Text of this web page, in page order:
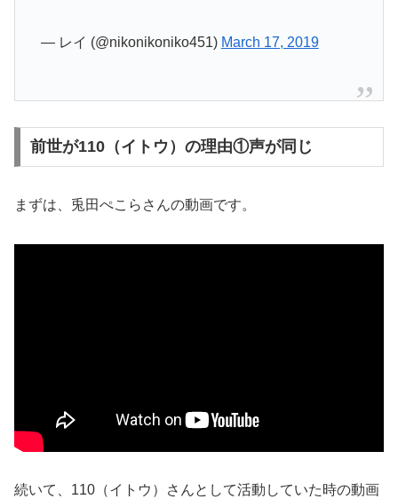
— レイ (@nikonikoniko451) March 17, 2019
前世が110（イトウ）の理由①声が同じ
まずは、兎田ぺこらさんの動画です。
続いて、110（イトウ）さんとして活動していた時の動画